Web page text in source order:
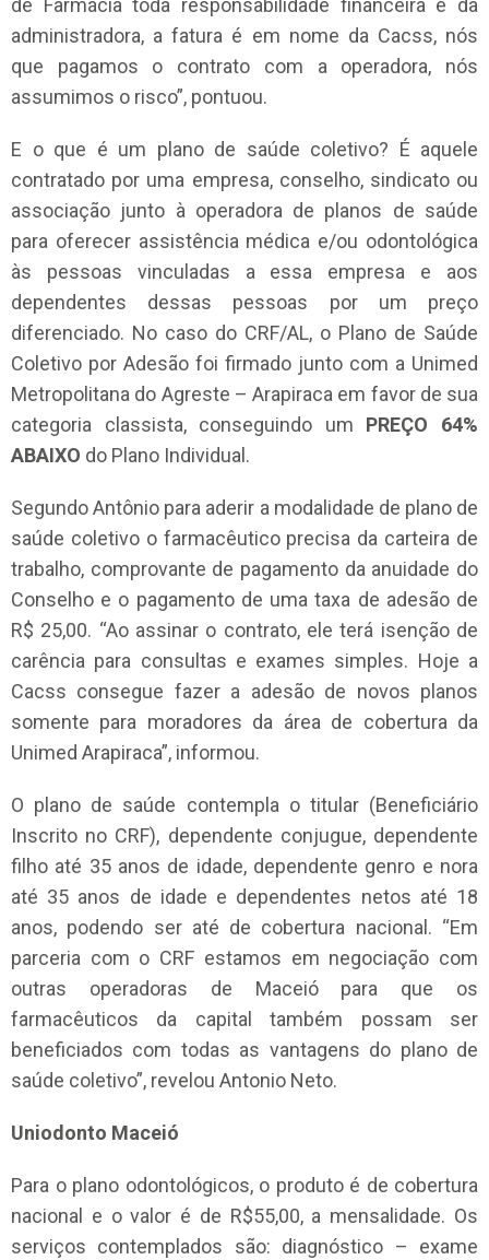
de Farmácia toda responsabilidade financeira é da
administradora, a fatura é em nome da Cacss, nós
que pagamos o contrato com a operadora, nós
assumimos o risco”, pontuou.
E o que é um plano de saúde coletivo? É aquele
contratado por uma empresa, conselho, sindicato ou
associação junto à operadora de planos de saúde
para oferecer assistência médica e/ou odontológica
às pessoas vinculadas a essa empresa e aos
dependentes dessas pessoas por um preço
diferenciado. No caso do CRF/AL, o Plano de Saúde
Coletivo por Adesão foi firmado junto com a Unimed
Metropolitana do Agreste – Arapiraca em favor de sua
categoria classista, conseguindo um PREÇO 64%
ABAIXO do Plano Individual.
Segundo Antônio para aderir a modalidade de plano de
saúde coletivo o farmacêutico precisa da carteira de
trabalho, comprovante de pagamento da anuidade do
Conselho e o pagamento de uma taxa de adesão de
R$ 25,00. “Ao assinar o contrato, ele terá isenção de
carência para consultas e exames simples. Hoje a
Cacss consegue fazer a adesão de novos planos
somente para moradores da área de cobertura da
Unimed Arapiraca”, informou.
O plano de saúde contempla o titular (Beneficiário
Inscrito no CRF), dependente conjugue, dependente
filho até 35 anos de idade, dependente genro e nora
até 35 anos de idade e dependentes netos até 18
anos, podendo ser até de cobertura nacional. “Em
parceria com o CRF estamos em negociação com
outras operadoras de Maceió para que os
farmacêuticos da capital também possam ser
beneficiados com todas as vantagens do plano de
saúde coletivo”, revelou Antonio Neto.
Uniodonto Maceió
Para o plano odontológicos, o produto é de cobertura
nacional e o valor é de R$55,00, a mensalidade. Os
serviços contemplados são: diagnóstico – exame